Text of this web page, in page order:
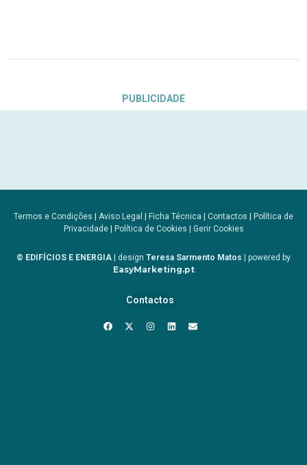
PUBLICIDADE
Termos e Condições | Aviso Legal | Ficha Técnica | Contactos | Política de
Privacidade| Política de Cookies | Gerir Cookies
© EDIFÍCIOS E ENERGIA | design Teresa Sarmento Matos | powered by
EasyMarketing.pt
Contactos